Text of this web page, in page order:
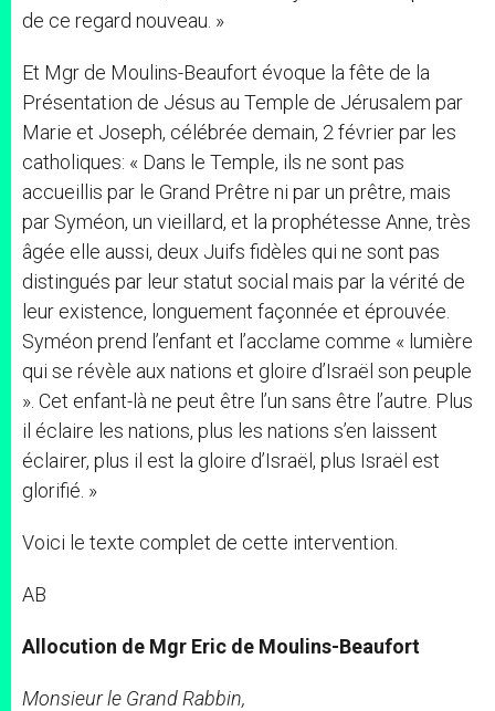
de ce regard nouveau. »
Et Mgr de Moulins-Beaufort évoque la fête de la
Présentation de Jésus au Temple de Jérusalem par
Marie et Joseph, célébrée demain, 2 février par les
catholiques: « Dans le Temple, ils ne sont pas
accueillis par le Grand Prêtre ni par un prêtre, mais
par Syméon, un vieillard, et la prophétesse Anne, très
âgée elle aussi, deux Juifs fidèles qui ne sont pas
distingués par leur statut social mais par la vérité de
leur existence, longuement façonnée et éprouvée.
Syméon prend l’enfant et l’acclame comme « lumière
qui se révèle aux nations et gloire d’Israël son peuple
». Cet enfant-là ne peut être l’un sans être l’autre. Plus
il éclaire les nations, plus les nations s’en laissent
éclairer, plus il est la gloire d’Israël, plus Israël est
glorifié. »
Voici le texte complet de cette intervention.
AB
Allocution de Mgr Eric de Moulins-Beaufort
Monsieur le Grand Rabbin,